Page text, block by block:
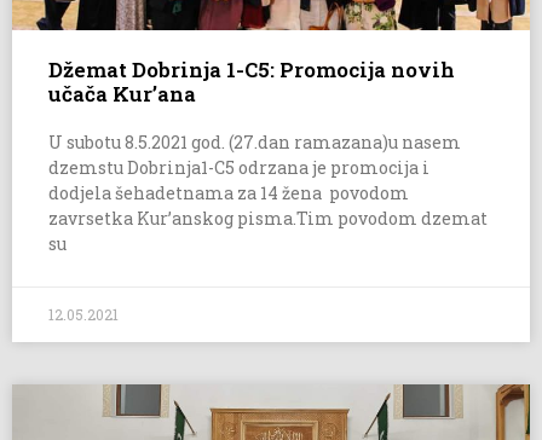
Džemat Dobrinja 1-C5: Promocija novih
učača Kur’ana
U subotu 8.5.2021 god. (27.dan ramazana)u nasem
dzemstu Dobrinja1-C5 odrzana je promocija i
dodjela šehadetnama za 14 žena povodom
zavrsetka Kur’anskog pisma.Tim povodom dzemat
su
12.05.2021